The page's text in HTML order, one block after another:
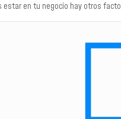
en tu negocio hay otros